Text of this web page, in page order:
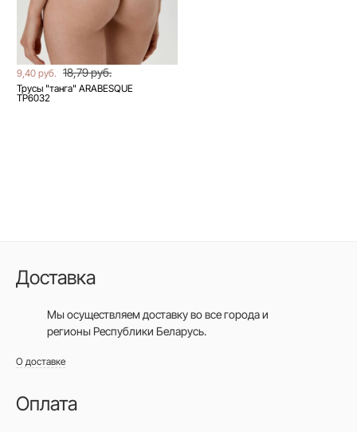
9,40 руб. 18,79 руб.
Трусы "танга" ARABESQUE
TP6032
Доставка
Мы осуществляем доставку во все городаи
регионы Республики Беларусь.
О доставке
Оплата